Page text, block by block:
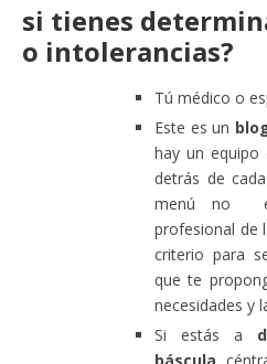
si tienes
o intolerancias?
Tú médico o
Este es un
hay un equipo
detrás de
menú no
profesional de
criterio para
que te
necesidades y
Si estás a
báscula,